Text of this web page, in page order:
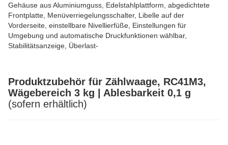
Gehäuse aus Aluminiumguss, Edelstahlplattform, abgedichtete
Frontplatte, Menüverriegelungsschalter, Libelle auf der
Vorderseite, einstellbare Nivellierfüße, Einstellungen für
Umgebung und automatische Druckfunktionen wählbar,
Stabilitätsanzeige, Überlast-
Produktzubehör für Zählwaage, RC41M3,
Wägebereich 3 kg | Ablesbarkeit 0,1 g
(sofern erhältlich)